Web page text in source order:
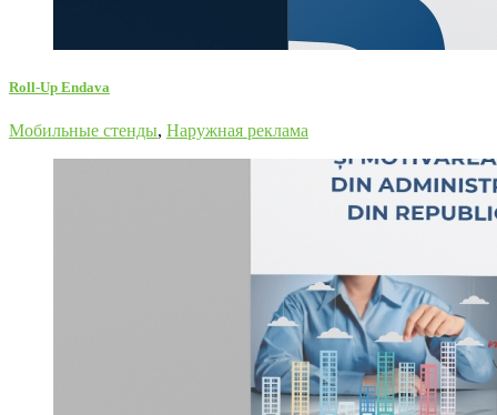
Roll-Up Endava
Мобильные стенды, Наружная реклама